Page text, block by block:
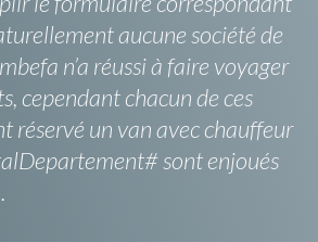
aucune société de
n’a réussi à faire voyager
cependant chacun de ces
réservé un van avec chauffeur
sont enjoués